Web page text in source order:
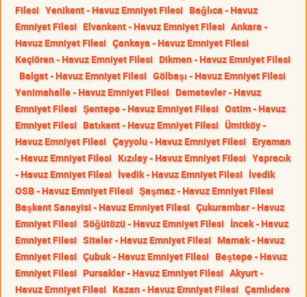
Filesi Yenikent - Havuz Emniyet Filesi Bağlıca - Havuz
Emniyet Filesi Elvankent - Havuz Emniyet Filesi Ankara -
Havuz Emniyet Filesi Çankaya - Havuz Emniyet Filesi
Keçiören - Havuz Emniyet Filesi Dikmen - Havuz Emniyet Filesi
Balgat - Havuz Emniyet Filesi Gölbaşı - Havuz Emniyet Filesi
Yenimahalle - Havuz Emniyet Filesi Demetevler - Havuz
Emniyet Filesi Şentepe - Havuz Emniyet Filesi Ostim - Havuz
Emniyet Filesi Batıkent - Havuz Emniyet Filesi Ümitköy -
Havuz Emniyet Filesi Çayyolu - Havuz Emniyet Filesi Eryaman
- Havuz Emniyet Filesi Kızılay - Havuz Emniyet Filesi Yapracık
- Havuz Emniyet Filesi İvedik - Havuz Emniyet Filesi İvedik
OSB - Havuz Emniyet Filesi Şaşmaz - Havuz Emniyet Filesi
Başkent Sanayisi - Havuz Emniyet Filesi Çukurambar - Havuz
Emniyet Filesi Söğütözü - Havuz Emniyet Filesi İncek - Havuz
Emniyet Filesi Siteler - Havuz Emniyet Filesi Mamak - Havuz
Emniyet Filesi Çubuk - Havuz Emniyet Filesi Beştepe - Havuz
Emniyet Filesi Pursaklar - Havuz Emniyet Filesi Akyurt -
Havuz Emniyet Filesi Kazan - Havuz Emniyet Filesi Çamlıdere